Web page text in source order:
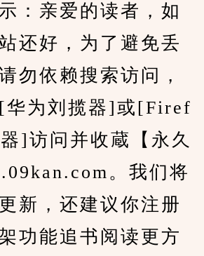
亲爱的读者，如
还好，为了避免丢
勿依赖搜索访问，
华为刘揽器]或[Firef
]访问并收蔵【永久
。我们将
新，还建议你注册
功能追书阅读更方